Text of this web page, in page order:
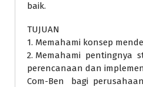
baik.
TUJUAN
1. Memahami konsep
2. Memahami pentingnya
perencanaan dan
Com-Ben bagi